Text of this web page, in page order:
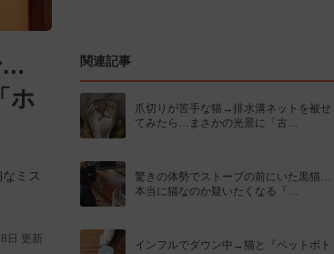
…
ホ
ミス
日 更新
関連記事
爪切りが苦手な猫→排水溝ネットを被せ
てみたら…まさかの光景に「古…
驚きの体勢でストーブの前にいた黒猫…
本当に猫なのか疑いたくなる『…
インフルでダウン中→猫と『ペットボト